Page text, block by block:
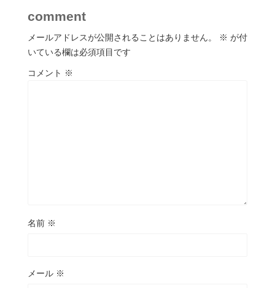
comment
メールアドレスが公開されることはありません。 ※ が付
いている欄は必須項目です
コメント ※
名前 ※
メール ※